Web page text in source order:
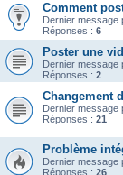
Comment
Dernier message
Réponses : 6
Poster une
Dernier message
Réponses : 2
Changement
Dernier message
Réponses : 21
Problème
Dernier message
Réponses : 26